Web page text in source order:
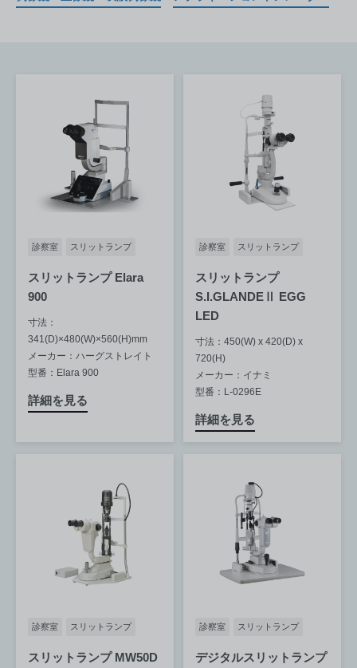
診察室 スリットランプ
スリットランプ Elara
900
寸法：
341(D)×480(W)×560(H)mm
メーカー：ハーグストレイト
型番：Elara 900
詳細を見る
診察室 スリットランプ
スリットランプ
S.I.GLANDEⅡ EGG
LED
寸法：450(W) x 420(D) x
720(H)
メーカー：イナミ
型番：L-0296E
詳細を見る
診察室 スリットランプ
スリットランプ MW50D
診察室 スリットランプ
デジタルスリットランプ